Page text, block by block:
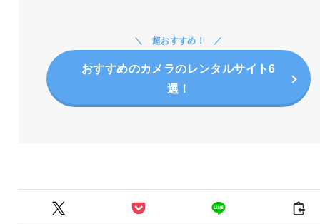
超おすすめ！
おすすめのカメラのレンタルサイト6
選！